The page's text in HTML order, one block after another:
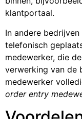
klantportaal.
In andere
telefonisch
medewerker, die
verwerking van de
medewerker
order entry